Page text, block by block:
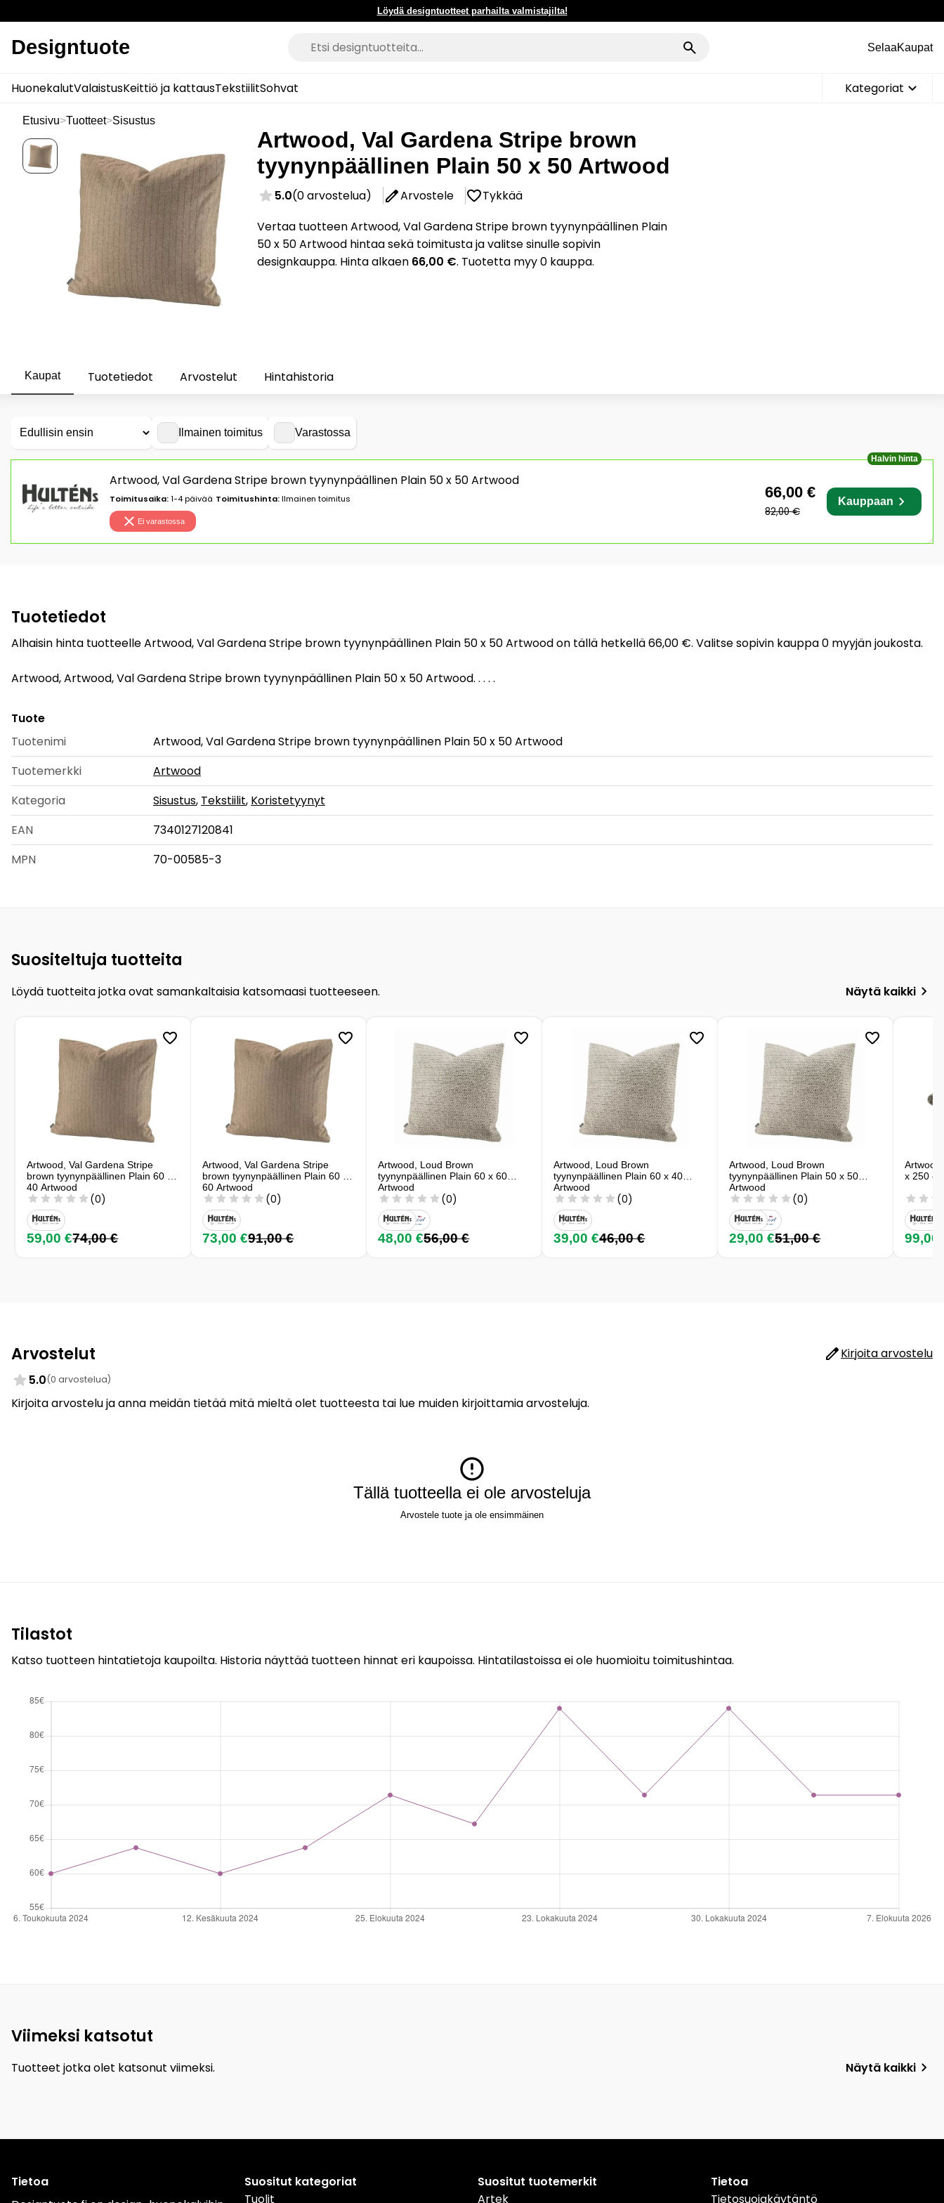
Löydä designtuotteet parhailta valmistajilta!
Designtuote SelaaKaupat
HuonekalutValaistusKeittiö ja kattausTekstiilitSohvat Kategoriat
Etusivu>Tuotteet>Sisustus
Artwood, Val Gardena Stripe brown
tyynynpäällinen Plain 50 x 50 Artwood
5.0(0 arvostelua) Arvostele
Tykkää
Vertaa tuotteen Artwood, Val Gardena Stripe brown tyynynpäällinen Plain
50 x 50 Artwood hintaa sekä toimitusta ja valitse sinulle sopivin
designkauppa. Hinta alkaen 66,00 €. Tuotetta myy 0 kauppa.
Kaupat Tuotetiedot Arvostelut Hintahistoria
Ilmainen toimitus Varastossa
Halvin hinta
Artwood, Val Gardena Stripe brown tyynynpäällinen Plain 50 x 50 Artwood
Toimitusaika:1-4 päivää Toimitushinta:Ilmainen toimitus
Ei varastossa
66,00 €
82,00 €
Kauppaan
Tuotetiedot
Alhaisin hinta tuotteelle Artwood, Val Gardena Stripe brown tyynynpäällinen Plain 50 x 50 Artwood on tällä hetkellä 66,00 €. Valitse sopivin kauppa 0 myyjän joukosta.
Artwood, Artwood, Val Gardena Stripe brown tyynynpäällinen Plain 50 x 50 Artwood. . . . .
Tuote
Tuotenimi
Artwood, Val Gardena Stripe brown tyynynpäällinen Plain 50 x 50 Artwood
Tuotemerkki
Artwood
Kategoria
Sisustus, Tekstiilit, Koristetyynyt
EAN
7340127120841
MPN
70-00585-3
Suositeltuja tuotteita
Löydä tuotteita jotka ovat samankaltaisia katsomaasi tuotteeseen. Näytä kaikki
Artwood, Val Gardena Stripe
brown tyynynpäällinen Plain 60 x
40 Artwood
(0)
59,00 €74,00 €
Artwood, Val Gardena Stripe
brown tyynynpäällinen Plain 60 x
60 Artwood
(0)
73,00 €91,00 €
Artwood, Loud Brown
tyynynpäällinen Plain 60 x 60
Artwood
(0)
48,00 €56,00 €
Artwood, Loud Brown
tyynynpäällinen Plain 60 x 40
Artwood
(0)
39,00 €46,00 €
Artwood, Loud Brown
tyynynpäällinen Plain 50 x 50
Artwood
(0)
29,00 €51,00 €
x 250
99,00
Arvostelut
Kirjoita arvostelu
5.0(0 arvostelua)
Kirjoita arvostelu ja anna meidän tietää mitä mieltä olet tuotteesta tai lue muiden kirjoittamia arvosteluja.
Tällä tuotteella ei ole arvosteluja
Arvostele tuote ja ole ensimmäinen
Tilastot
Katso tuotteen hintatietoja kaupoilta. Historia näyttää tuotteen hinnat eri kaupoissa. Hintatilastoissa ei ole huomioitu toimitushintaa.
Viimeksi katsotut
Tuotteet jotka olet katsonut viimeksi. Näytä kaikki
Tietoa
Suositut kategoriat
Tuolit
Suositut tuotemerkit
Artek
Tietoa
Tietosuojakäytäntö